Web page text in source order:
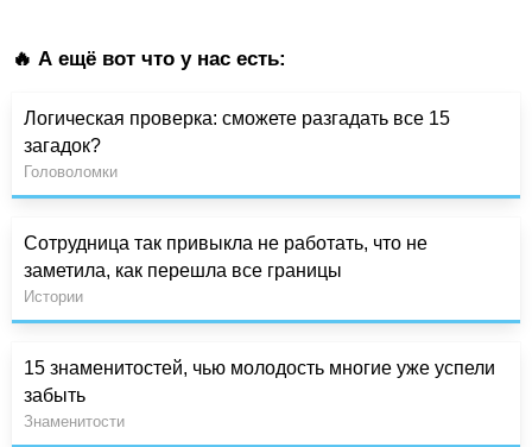
🔥 А ещё вот что у нас есть:
Логическая проверка: сможете разгадать все 15
загадок?
Головоломки
Сотрудница так привыкла не работать, что не
заметила, как перешла все границы
Истории
15 знаменитостей, чью молодость многие уже успели
забыть
Знаменитости